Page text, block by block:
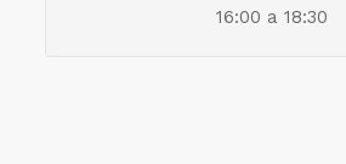
16:00 a 18:30